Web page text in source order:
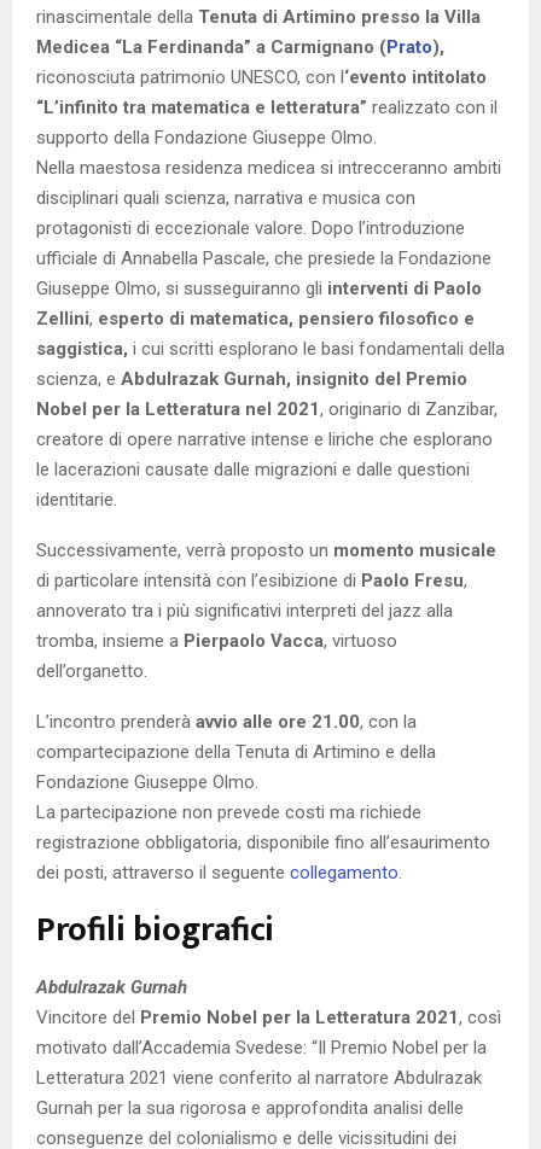
rinascimentale della Tenuta di Artimino presso la Villa
Medicea “La Ferdinanda” a Carmignano (Prato),
riconosciuta patrimonio UNESCO, con l ‘evento intitolato
“L’infinito tra matematica e letteratura” realizzato con il
supporto della Fondazione Giuseppe Olmo.
Nella maestosa residenza medicea si intrecceranno ambiti
disciplinari quali scienza, narrativa e musica con
protagonisti di eccezionale valore. Dopo l’introduzione
ufficiale di Annabella Pascale, che presiede la Fondazione
Giuseppe Olmo, si susseguiranno gli interventi di Paolo
Zellini, esperto di matematica, pensiero filosofico e
saggistica, i cui scritti esplorano le basi fondamentali della
scienza, e Abdulrazak Gurnah, insignito del Premio
Nobel per la Letteratura nel 2021 , originario di Zanzibar,
creatore di opere narrative intense e liriche che esplorano
le lacerazioni causate dalle migrazioni e dalle questioni
identitarie.
Successivamente, verrà proposto un momento musicale
di particolare intensità con l’esibizione di Paolo Fresu,
annoverato tra i più significativi interpreti del jazz alla
tromba, insieme a Pierpaolo Vacca, virtuoso
dell’organetto.
L’incontro prenderà avvio alle ore 21.00, con la
compartecipazione della Tenuta di Artimino e della
Fondazione Giuseppe Olmo.
La partecipazione non prevede costi ma richiede
registrazione obbligatoria, disponibile fino all’esaurimento
dei posti, attraverso il seguente collegamento.
Profili biografici
Abdulrazak Gurnah
Vincitore del
Premio Nobel per la Letteratura 2021 , così
motivato dall’Accademia Svedese: “Il Premio Nobel per la
Letteratura 2021 viene conferito al narratore Abdulrazak
Gurnah per la sua rigorosa e approfondita analisi delle
conseguenze del colonialismo e delle vicissitudini dei